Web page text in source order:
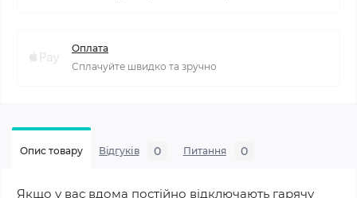
Оплата
Сплачуйте швидко та зручно
Опис товару Відгуків 0 Питання 0
Якщо у вас вдома постійно відключають гарячу